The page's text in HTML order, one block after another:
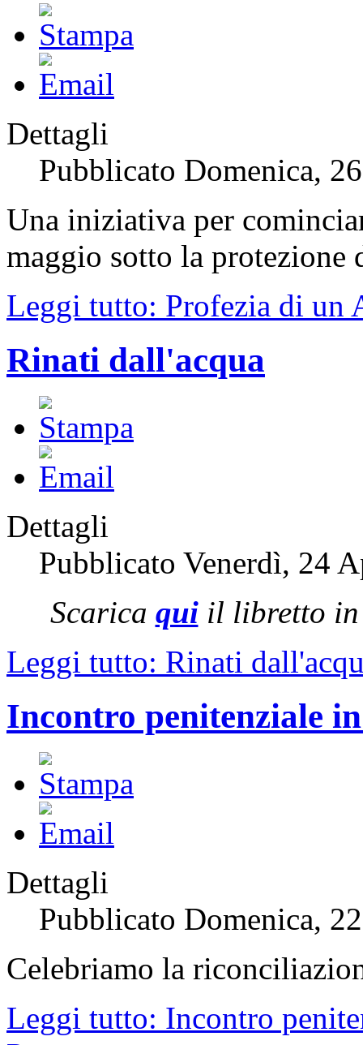
Dettagli
Pubblicato Domenica,
Una iniziativa per
maggio sotto la protezione
Leggi tutto: Profezia di un
Rinati dall'acqua
Dettagli
Pubblicato Venerdì, 24
Scarica quiil libretto in
Leggi tutto: Rinati
Incontro penitenziale
Dettagli
Pubblicato Domenica,
Celebriamo la
Leggi tutto: Incontro